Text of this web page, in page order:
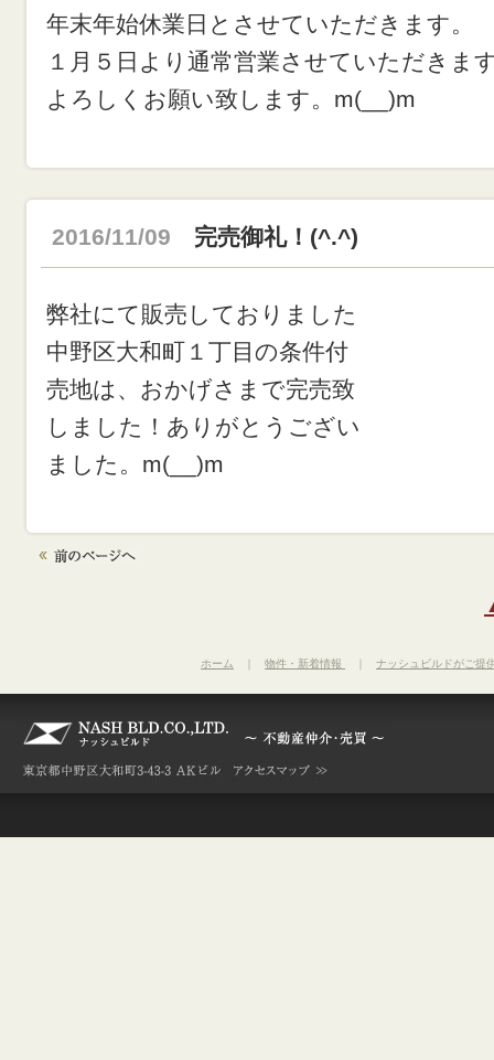
年末年始休業日とさせていただきます。
１月５日より通常営業させていただきま
よろしくお願い致します。m(__)m
2016/11/09 完売御礼！(^.^)
弊社にて販売しておりました
中野区大和町１丁目の条件付
売地は、おかげさまで完売致
しました！ありがとうござい
ました。m(__)m
ホーム 物件・新着情報 ナッシュビルドがご提